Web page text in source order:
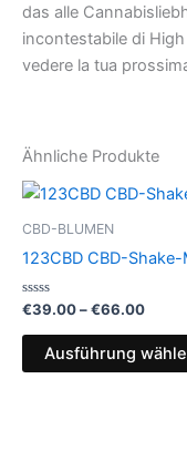
das alle
incontestabile di
vedere la tua
Ähnliche Produkte
CBD-BLUMEN
123CBD CBD-Shake-
Bewertet
0
€39.00–€66.00
bis
Ausführung